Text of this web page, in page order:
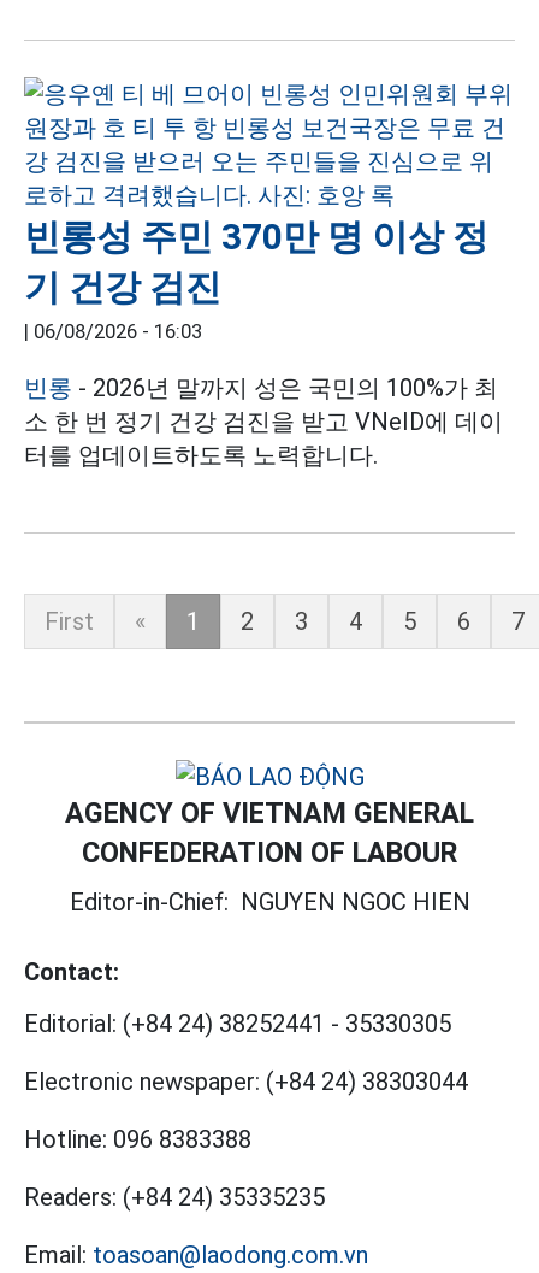
빈롱성 주민 370만 명 이상 정
기 건강 검진
| 06/08/2026 - 16:03
빈롱 - 2026년 말까지 성은 국민의 100%가 최
소 한 번 정기 건강 검진을 받고 VNeID에 데이
터를 업데이트하도록 노력합니다.
First « 1 2 3 4 5 6 7
AGENCY OF VIETNAM GENERAL
CONFEDERATION OF LABOUR
Editor-in-Chief: NGUYEN NGOC HIEN
Contact:
Editorial: (+84 24) 38252441 - 35330305
Electronic newspaper: (+84 24) 38303044
Hotline: 096 8383388
Readers: (+84 24) 35335235
Email: toasoan@laodong.com.vn